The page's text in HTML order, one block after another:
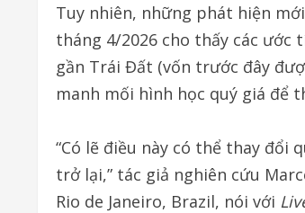
Tuy nhiên, những phát hiện
tháng 4/2026 cho thấy các ước
gần Trái Đất (vốn trước đây
manh mối hình học quý giá để
“Có lẽ điều này có thể thay đổi
trở lại,” tác giả nghiên cứu
Rio de Janeiro, Brazil, nói với